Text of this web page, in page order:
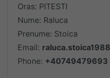
Oras: PITESTI
Nume: Raluca
Prenume: Stoica
Email:
Phone: +40749479693